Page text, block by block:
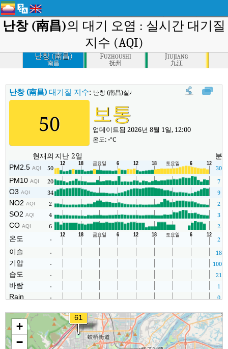
난창 (南昌)의 대기 오염 : 실시간 대기질
지수 (AQI)
난창 (南昌)
南昌
Fuzhoushi
抚州
Jiujiang
九江
난창 (南昌) 대기질 지수: 난창 (南昌)실시간 대기질 지수 (AQI).
50 보통
업데이트됨 2026년 8월 1일, 12:00
온도:-°C
현재의 지난 2일 분
PM2.5AQI 50 30
PM10AQI 20 7
O3AQI 34 9
NO2AQI 2 2
SO2AQI 4 3
COAQI 6 2
온도 - 2
이슬 - 18
기압 - 1006
습도 - 21
바람 - 1
Rain - 0
+
−